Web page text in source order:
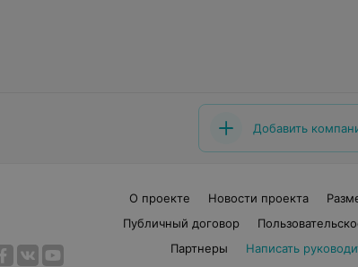
Добавить
О проекте Новости проекта
Публичный договор
Партнеры
Написать